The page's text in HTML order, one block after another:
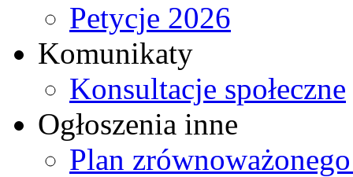
Petycje 2026
Komunikaty
Konsultacje społeczne
Ogłoszenia inne
Plan